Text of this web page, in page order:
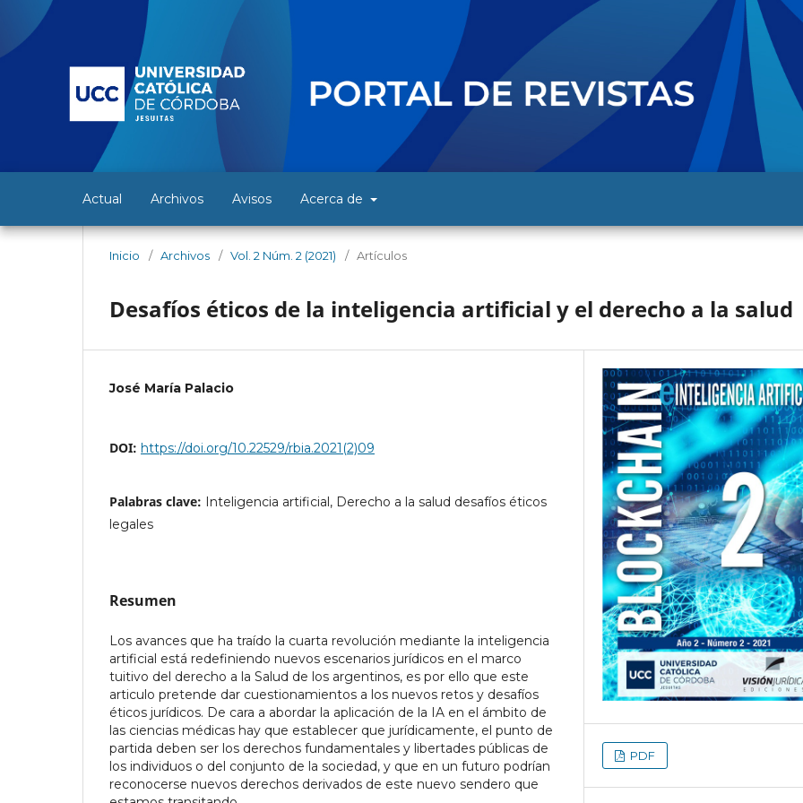
Actual Archivos Avisos Acerca de
Inicio / Archivos / Vol. 2 Núm. 2 (2021) / Artículos
Desafíos éticos de la inteligencia artificial y el derecho a la salud
José María Palacio
DOI: https://doi.org/10.22529/rbia.2021(2)09
Palabras clave: Inteligencia artificial, Derecho a la salud desafíos éticos
legales
Resumen
Los avances que ha traído la cuarta revolución mediante la inteligencia
artificial está redefiniendo nuevos escenarios jurídicos en el marco
tuitivo del derecho a la Salud de los argentinos, es por ello que este
articulo pretende dar cuestionamientos a los nuevos retos y desafíos
éticos jurídicos. De cara a abordar la aplicación de la IA en el ámbito de
las ciencias médicas hay que establecer que jurídicamente, el punto de
partida deben ser los derechos fundamentales y libertades públicas de
los individuos o del conjunto de la sociedad, y que en un futuro podrían
reconocerse nuevos derechos derivados de este nuevo sendero que
PDF